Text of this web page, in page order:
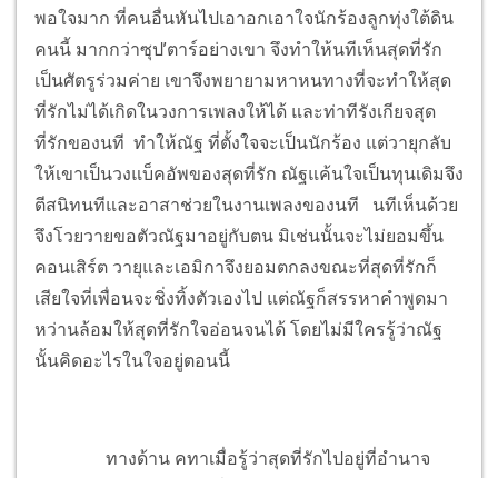
พอใจมาก ที่คนอื่นหันไปเอาอกเอาใจนักร้องลูกทุ่งใต้ดิน
คนนี้ มากกว่าซุป’ตาร์อย่างเขา จึงทำให้นทีเห็นสุดที่รัก
เป็นศัตรูร่วมค่าย เขาจึงพยายามหาหนทางที่จะทำให้สุด
ที่รักไม่ได้เกิดในวงการเพลงให้ได้ และท่าทีรังเกียจสุด
ที่รักของนที ทำให้ณัฐ ที่ตั้งใจจะเป็นนักร้อง แต่วายุกลับ
ให้เขาเป็นวงแบ็คอัพของสุดที่รัก ณัฐแค้นใจเป็นทุนเดิมจึง
ตีสนิทนทีและอาสาช่วยในงานเพลงของนที นทีเห็นด้วย
จึงโวยวายขอตัวณัฐมาอยู่กับตน มิเช่นนั้นจะไม่ยอมขึ้น
คอนเสิร์ต วายุและเอมิกาจึงยอมตกลงขณะที่สุดที่รักก็
เสียใจที่เพื่อนจะชิ่งทิ้งตัวเองไป แต่ณัฐก็สรรหาคำพูดมา
หว่านล้อมให้สุดที่รักใจอ่อนจนได้ โดยไม่มีใครรู้ว่าณัฐ
นั้นคิดอะไรในใจอยู่ตอนนี้
ทางด้าน คทาเมื่อรู้ว่าสุดที่รักไปอยู่ที่อำนาจ